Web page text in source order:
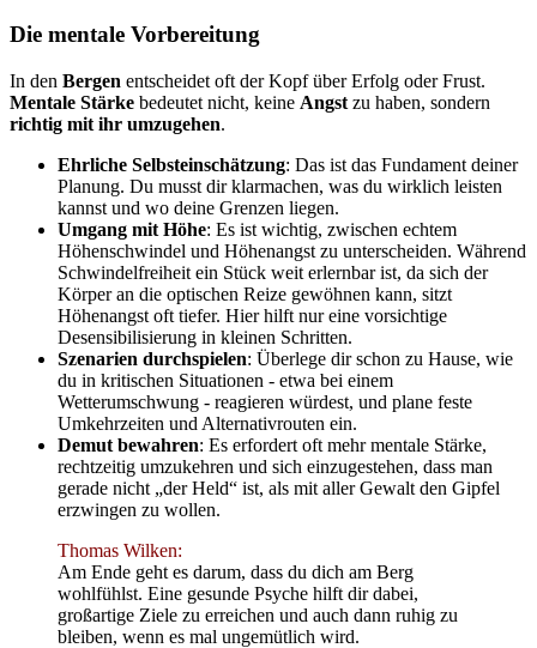
Die mentale Vorbereitung
In den Bergen entscheidet oft der Kopf über Erfolg oder Frust.
Mentale Stärke bedeutet nicht, keine Angst zu haben, sondern
richtig mit ihr umzugehen.
Ehrliche Selbsteinschätzung: Das ist das Fundament deiner
Planung. Du musst dir klarmachen, was du wirklich leisten
kannst und wo deine Grenzen liegen.
Umgang mit Höhe: Es ist wichtig, zwischen echtem
Höhenschwindel und Höhenangst zu unterscheiden. Während
Schwindelfreiheit ein Stück weit erlernbar ist, da sich der
Körper an die optischen Reize gewöhnen kann, sitzt
Höhenangst oft tiefer. Hier hilft nur eine vorsichtige
Desensibilisierung in kleinen Schritten.
Szenarien durchspielen: Überlege dir schon zu Hause, wie
du in kritischen Situationen - etwa bei einem
Wetterumschwung - reagieren würdest, und plane feste
Umkehrzeiten und Alternativrouten ein.
Demut bewahren: Es erfordert oft mehr mentale Stärke,
rechtzeitig umzukehren und sich einzugestehen, dass man
gerade nicht „der Held“ ist, als mit aller Gewalt den Gipfel
erzwingen zu wollen.
Thomas Wilken:
Am Ende geht es darum, dass du dich am Berg
wohlfühlst. Eine gesunde Psyche hilft dir dabei,
großartige Ziele zu erreichen und auch dann ruhig zu
bleiben, wenn es mal ungemütlich wird.